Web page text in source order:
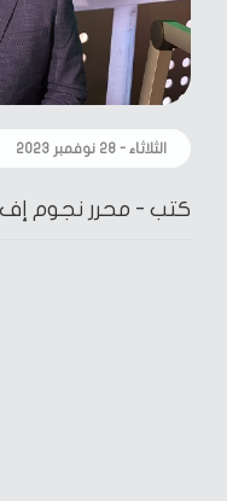
الثلاثاء - ٢٨ نوفمبر ٢٠٢٣
كتب - محرر نجوم